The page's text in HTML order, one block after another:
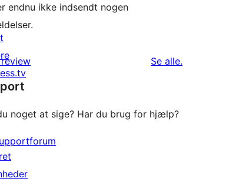
endnu ikke indsendt nogen
Se alleanmeldelser
.
noget at sige? Har du brug for hjælp?